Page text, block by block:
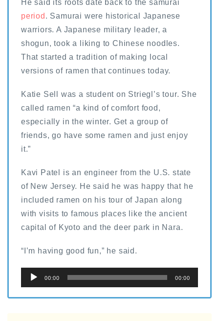
He said its roots date back to the samurai
period . Samurai were historical Japanese
warriors. A Japanese military leader, a
shogun, took a liking to Chinese noodles.
That started a tradition of making local
versions of ramen that continues today.
Katie Sell was a student on Striegl’s tour. She
called ramen “a kind of comfort food,
especially in the winter. Get a group of
friends, go have some ramen and just enjoy
it.”
Kavi Patel is an engineer from the U.S. state
of New Jersey. He said he was happy that he
included ramen on his tour of Japan along
with visits to famous places like the ancient
capital of Kyoto and the deer park in Nara.
“I’m having good fun,” he said.
声
プ
00:00 00:00